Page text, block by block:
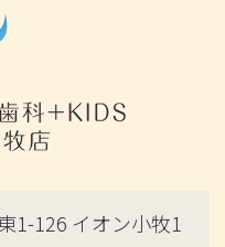
1-126 イオン小牧1